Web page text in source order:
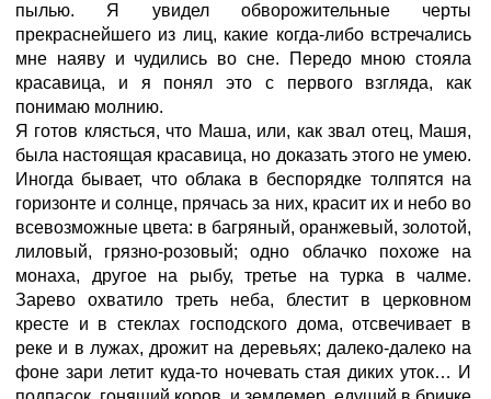
пылью. Я увидел обворожительные черты
прекраснейшего из лиц, какие когда-либо встречались
мне наяву и чудились во сне. Передо мною стояла
красавица, и я понял это с первого взгляда, как
понимаю молнию.
Я готов клясться, что Маша, или, как звал отец, Машя,
была настоящая красавица, но доказать этого не умею.
Иногда бывает, что облака в беспорядке толпятся на
горизонте и солнце, прячась за них, красит их и небо во
всевозможные цвета: в багряный, оранжевый, золотой,
лиловый, грязно-розовый; одно облачко похоже на
монаха, другое на рыбу, третье на турка в чалме.
Зарево охватило треть неба, блестит в церковном
кресте и в стеклах господского дома, отсвечивает в
реке и в лужах, дрожит на деревьях; далеко-далеко на
фоне зари летит куда-то ночевать стая диких уток… И